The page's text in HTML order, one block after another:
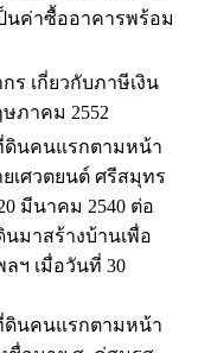
ป็นค่าซื้ออาคารพร้อม
ร เกี่ยวกับภาษีเงิน
ภาคม 2552
นคนแรกตามหน้า
เศวตยนต์ ศรีสมุทร
มีนาคม 2540 ต่อ
มาสร้างบ้านเพื่อ
ฯ เมื่อวันที่ 30
นคนแรกตามหน้า